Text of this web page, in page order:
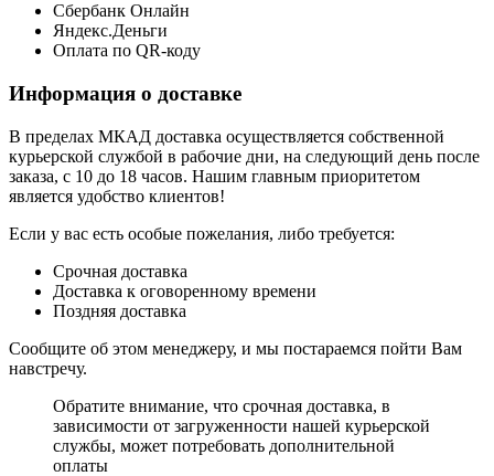
Сбербанк Онлайн
Яндекс.Деньги
Оплата по QR-коду
Информация о доставке
В пределах МКАД доставка осуществляется собственной
курьерской службой в рабочие дни, на следующий день после
заказа, с 10 до 18 часов. Нашим главным приоритетом
является удобство клиентов!
Если у вас есть особые пожелания, либо требуется:
Срочная доставка
Доставка к оговоренному времени
Поздняя доставка
Сообщите об этом менеджеру, и мы постараемся пойти Вам
навстречу.
Обратите внимание, что срочная доставка, в
зависимости от загруженности нашей курьерской
службы, может потребовать дополнительной
оплаты